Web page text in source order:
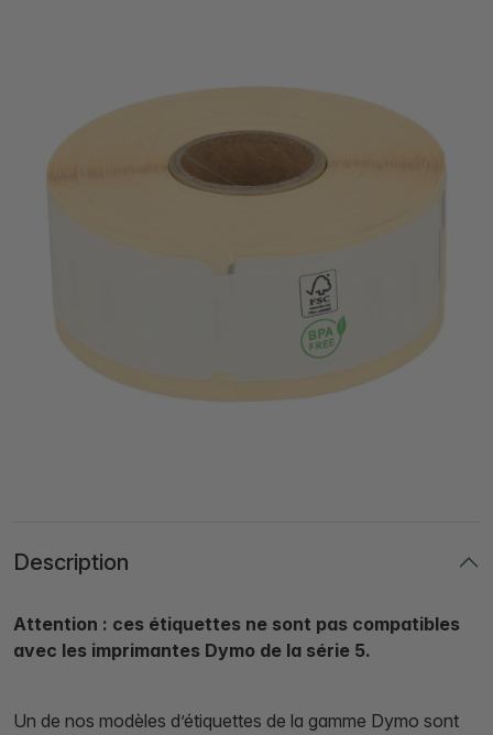
Description
Attention : ces étiquettes ne sont pas compatibles
avec les imprimantes Dymo de la série 5.
Un de nos modèles d’étiquettes de la gamme Dymo sont